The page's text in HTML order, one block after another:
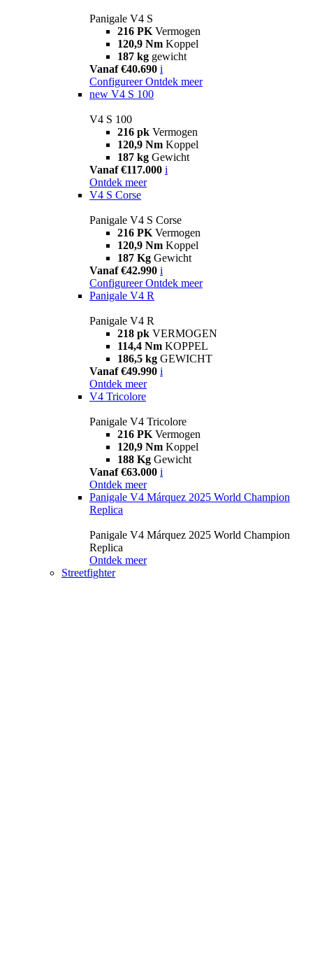
Panigale V4 S
216 PK Vermogen
120,9 Nm Koppel
187 kg gewicht
Vanaf €40.690 i
Configureer Ontdek meer
new V4 S 100
V4 S 100
216 pk Vermogen
120,9 Nm Koppel
187 kg Gewicht
Vanaf €117.000 i
Ontdek meer
V4 S Corse
Panigale V4 S Corse
216 PK Vermogen
120,9 Nm Koppel
187 Kg Gewicht
Vanaf €42.990 i
Configureer Ontdek meer
Panigale V4 R
Panigale V4 R
218 pk VERMOGEN
114,4 Nm KOPPEL
186,5 kg GEWICHT
Vanaf €49.990 i
Ontdek meer
V4 Tricolore
Panigale V4 Tricolore
216 PK Vermogen
120,9 Nm Koppel
188 Kg Gewicht
Vanaf €63.000 i
Ontdek meer
Panigale V4 Márquez 2025 World Champion
Replica
Panigale V4 Márquez 2025 World Champion
Replica
Ontdek meer
Streetfighter